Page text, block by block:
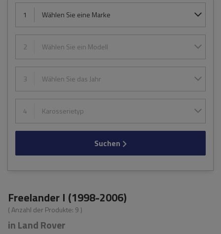
1 Wählen Sie eine Marke
2 Wählen Sie ein Modell
3 Wählen Sie das Jahr
4 Karosserietyp
Suchen
Freelander I (1998-2006)
( Anzahl der Produkte: 9 )
in Land Rover